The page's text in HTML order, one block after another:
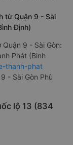
từ Quận 9 - Sài
Định)
9 - Sài Gòn:
Phát (Bình
thanh-phat
- Sài Gòn Phù
lộ 13 (834